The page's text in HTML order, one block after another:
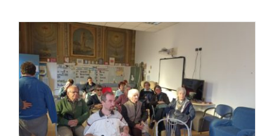
PROGETTI
P98GREEN
NEWS